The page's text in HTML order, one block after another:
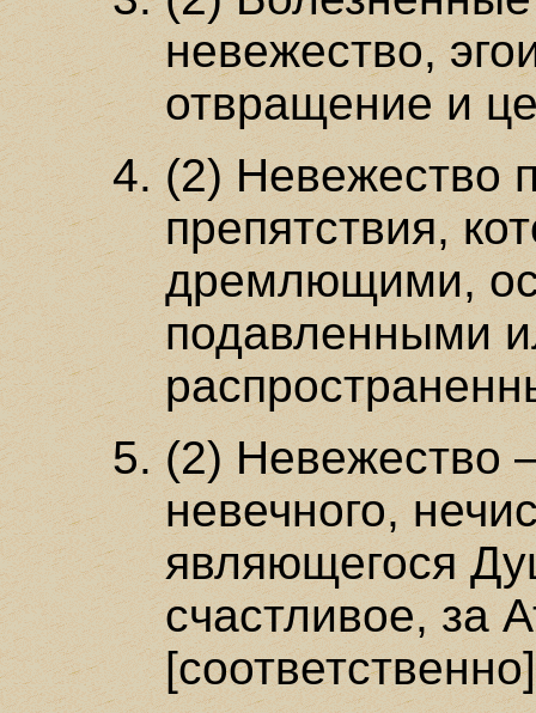
невежество,
отвращение и
(2) Невежество
препятствия,
дремлющими,
подавленными
(2) Невежество
невечного,
являющегося
счастливое, за